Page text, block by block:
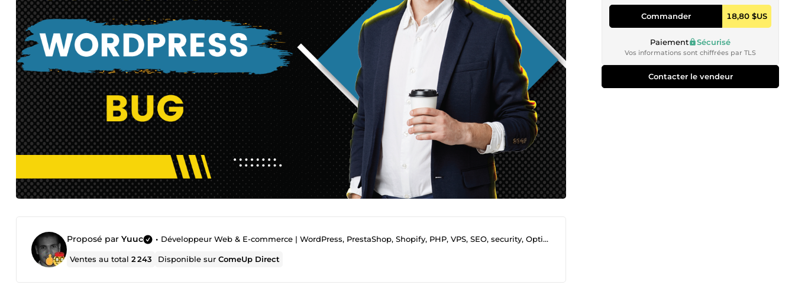
Proposé par Yuuc • Développeur Web & E-commerce | WordPress, PrestaShop, Shopify, PHP, VPS, SEO, security, Optimization
Ventes au total2 243 Disponible surComeUp Direct
Commander 18,80 $US
Paiement Sécurisé
Vos informations sont chiffrées par TLS
Contacter le vendeur